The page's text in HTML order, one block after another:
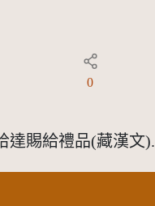
台有限度公開瀏覽
0
達賜給禮品(藏漢文).